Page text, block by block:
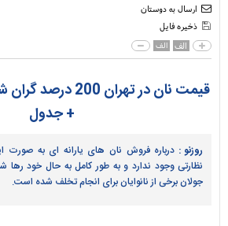
ارسال به دوستان
ذخیره فایل
الف الف
قیمت نان در تهران
+ جدول
روزنو : درباره فروش نان های یارانه ای به صورت
نظارتی وجود ندارد و به طور کامل به حال خود
جولان برخی از نانوایان برای انجام تخلف شده است.